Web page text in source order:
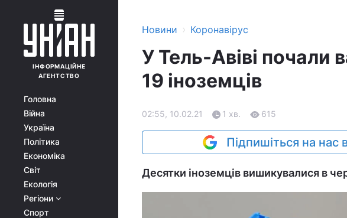
ІНФОРМАЦІЙНЕ
АГЕНТСТВО
Головна
Війна
Україна
Політика
Економіка
Світ
Екологія
Регіони
Спорт
Новини › Коронавірус
У Тель-Авіві почали
19 іноземців
02:55, 10.02.21 1 хв. 615
Підпишіться на нас
Десятки іноземців вишикувалися в